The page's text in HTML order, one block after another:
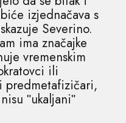
izjednačava s
Severino.
ima značajke
vremenskim
ili
predmetafizičari,
ʺukaljaniʺ